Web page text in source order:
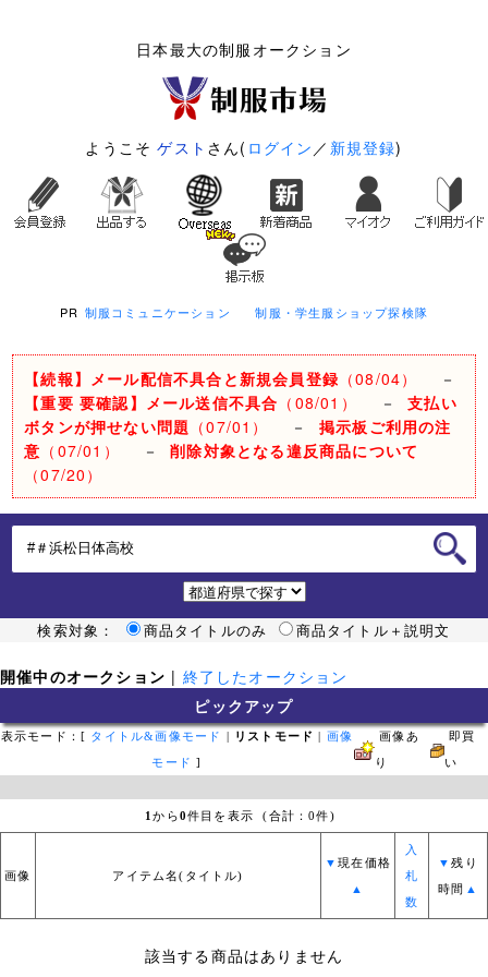
日本最大の制服オークション
ようこそゲスト さん( ログイン ／ 新規登録)
PR 制服コミュニケーション 制服・学生服ショップ探検隊
【続報】メール配信不具合と新規会員登録 （08/04）
－
【重要 要確認】メール送信不具合 （08/01） －支払い
ボタンが押せない問題 （07/01） －掲示板ご利用の注
意 （07/01） －削除対象となる違反商品について
（07/20）
検索対象： 商品タイトルのみ 商品タイトル＋説明文
開催中のオークション | 終了したオークション
ピックアップ
表示モード：[ タイトル&画像モード リストモード 画像
モード ]
画像あ
り
即買
い
1から0件目を表示 (合計：0件)
画像 アイテム名(タイトル)
▼現在価格
▲
入
札
数
▼残り
時間 ▲
該当する商品はありません